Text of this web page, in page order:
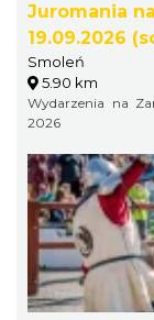
Juromania
19.09.2026
Smoleń
5.90 km
Wydarzenia na
2026